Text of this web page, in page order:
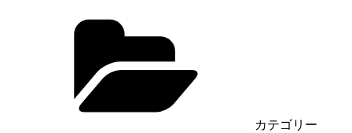
カテゴリー